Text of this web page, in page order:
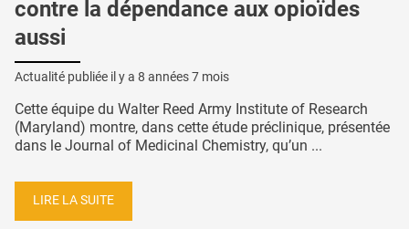
contre la dépendance aux opioïdes
aussi
Actualité publiée il y a 8 années 7 mois
Cette équipe du Walter Reed Army Institute of Research
(Maryland) montre, dans cette étude préclinique, présentée
dans le Journal of Medicinal Chemistry, qu’un ...
LIRE LA SUITE